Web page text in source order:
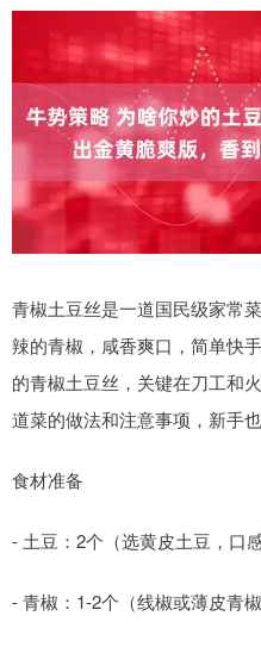
青椒土豆丝是一道国民级家常
辣的青椒，咸香爽口，简单快
的青椒土豆丝，关键在刀工和
道菜的做法和注意事项，新手也
食材准备
- 土豆：2个（选黄皮土豆，口
- 青椒：1-2个（线椒或薄皮青